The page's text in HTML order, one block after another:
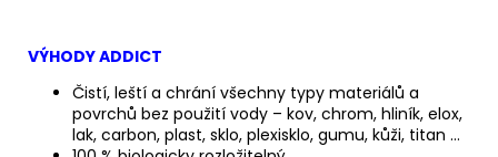
VÝHODY ADDICT
Čistí, leští a chrání všechny typy materiálů a
povrchů bez použití vody – kov, chrom, hliník, elox,
lak, carbon, plast, sklo, plexisklo, gumu, kůži, titan …